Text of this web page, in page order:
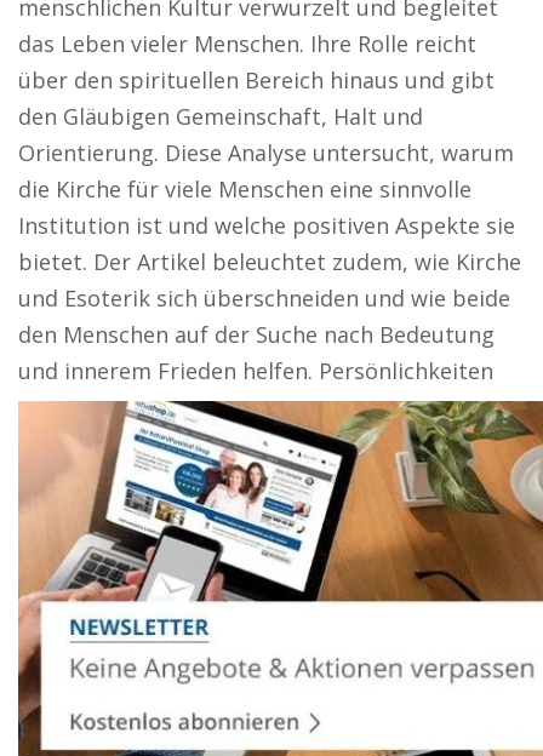
menschlichen Kultur verwurzelt und begleitet
das Leben vieler Menschen. Ihre Rolle reicht
über den spirituellen Bereich hinaus und gibt
den Gläubigen Gemeinschaft, Halt und
Orientierung. Diese Analyse untersucht, warum
die Kirche für viele Menschen eine sinnvolle
Institution ist und welche positiven Aspekte sie
bietet. Der Artikel beleuchtet zudem, wie Kirche
und Esoterik sich überschneiden und wie beide
den Menschen auf der Suche nach Bedeutung
und innerem Frieden helfen. Persönlichkeiten